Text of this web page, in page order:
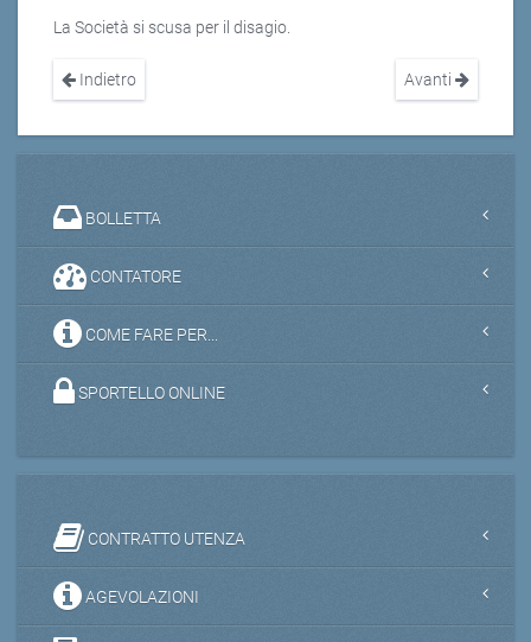
La Società si scusa per il disagio.
Indietro Avanti
BOLLETTA
CONTATORE
COME FARE PER...
SPORTELLO ONLINE
CONTRATTO UTENZA
AGEVOLAZIONI